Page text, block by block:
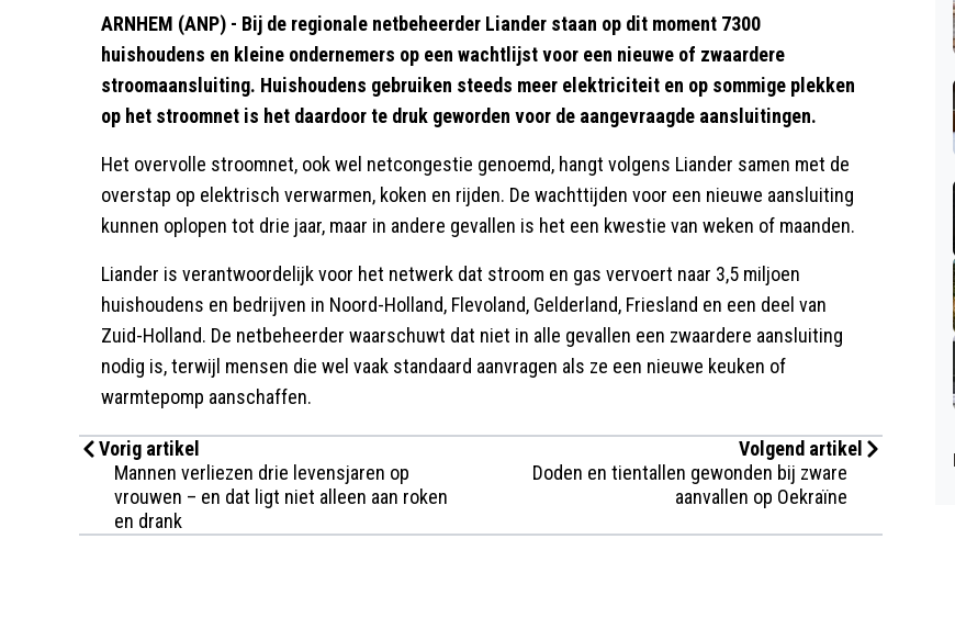
ARNHEM (ANP) - Bij de regionale netbeheerder Liander staan op dit moment 7300
huishoudens en kleine ondernemers op een wachtlijst voor een nieuwe of zwaardere
stroomaansluiting. Huishoudens gebruiken steeds meer elektriciteit en op sommige plekken
op het stroomnet is het daardoor te druk geworden voor de aangevraagde aansluitingen.
Het overvolle stroomnet, ook wel netcongestie genoemd, hangt volgens Liander samen met de
overstap op elektrisch verwarmen, koken en rijden. De wachttijden voor een nieuwe aansluiting
kunnen oplopen tot drie jaar, maar in andere gevallen is het een kwestie van weken of maanden.
Liander is verantwoordelijk voor het netwerk dat stroom en gas vervoert naar 3,5 miljoen
huishoudens en bedrijven in Noord-Holland, Flevoland, Gelderland, Friesland en een deel van
Zuid-Holland. De netbeheerder waarschuwt dat niet in alle gevallen een zwaardere aansluiting
nodig is, terwijl mensen die wel vaak standaard aanvragen als ze een nieuwe keuken of
warmtepomp aanschaffen.
Vorig artikel
Mannen verliezen drie levensjaren op
vrouwen – en dat ligt niet alleen aan roken
en drank
Volgend artikel
Doden en tientallen gewonden bij zware
aanvallen op Oekraïne